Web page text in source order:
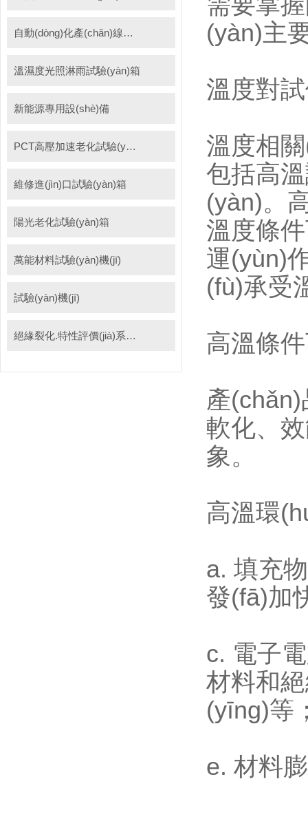
自動(dòng)化產(chǎn)線高低溫試驗(yàn)箱
溫濕度光照淋雨試驗(yàn)箱
新能源專用設(shè)備
PCT高壓加速老化試驗(yàn)機(jī)
維修進(jìn)口試驗(yàn)箱
陽光老化試驗(yàn)箱
萬能材料試驗(yàn)機(jī)
試驗(yàn)機(jī)
絕緣裂化.特性評價(jià)系統(tǒng)
(yàn)主
溫度對
溫度相關
包括高溫
(yàn)
溫度條件
運(yùn)
(fù)承受
高溫條
產(chǎn)
軟化、效
象。
高溫環
a. 填充物
發(fā)加
c. 電子電
材料和絕
(yīng)等
e. 材料膨